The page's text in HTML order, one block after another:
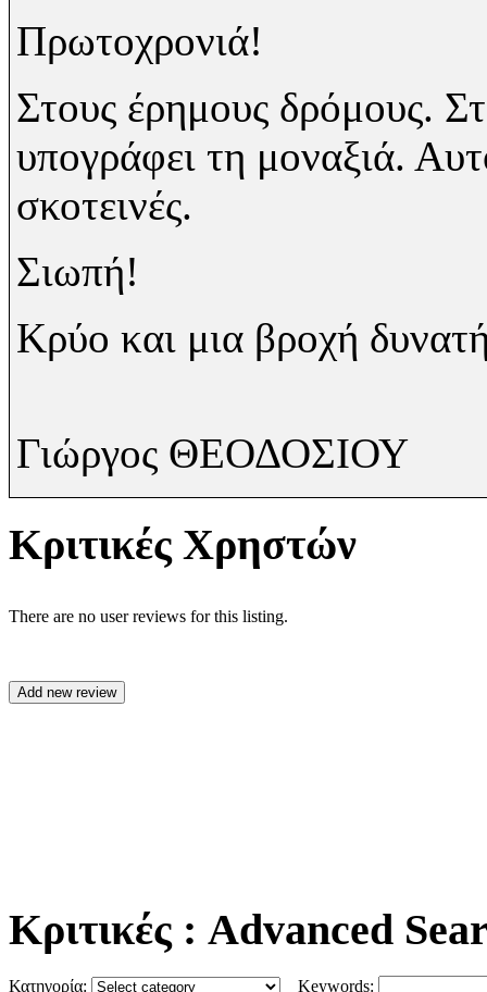
Πρωτοχρονιά!
Στους έρημους δρόμους.
υπογράφει τη μοναξιά.
σκοτεινές.
Σιωπή!
Κρύο και μια βροχή
Γιώργος ΘΕΟΔΟΣΙΟΥ
Κριτικές Χρηστών
There are no user reviews for this listing.
Κριτικές : Advanced
Κατηγορία: Keywords: